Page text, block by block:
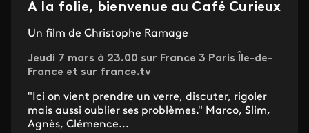
À la folie, bienvenue au Café Curieux
Un film de Christophe Ramage
Jeudi 7 mars à 23.00 sur France 3 Paris Île-de-
France et sur france.tv
"Ici on vient prendre un verre, discuter, rigoler
mais aussi oublier ses problèmes." Marco, Slim,
Agnès, Clémence...